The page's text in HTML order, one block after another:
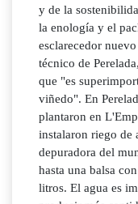
y de la
la enología y el
esclarecedor
técnico de
que "es
viñedo". En
plantaron en
instalaron riego de
depuradora del
hasta una balsa
litros. El agua es